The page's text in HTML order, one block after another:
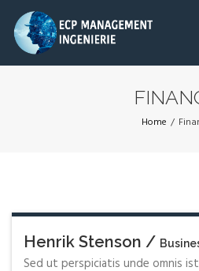
Home /
Henrik Stenson /
Sed ut perspiciatis unde omnis